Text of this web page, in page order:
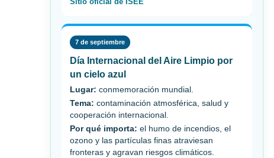
7 de septiembre
Día Internacional del Aire Limpio por
un cielo azul
Lugar: conmemoración mundial.
Tema: contaminación atmosférica, salud y
cooperación internacional.
Por qué importa: el humo de incendios, el
ozono y las partículas finas atraviesan
fronteras y agravan riesgos climáticos.